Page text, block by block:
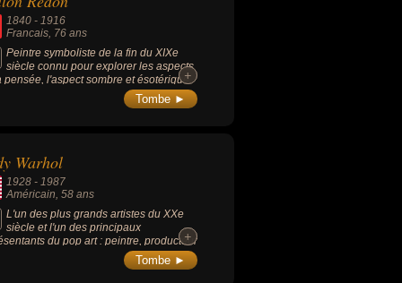
1840 -1916
Francais, 76 ans
Peintre symboliste de la fin du XIXe
siècle connu pour explorer les aspects
pensée, l'aspect sombre et ésotérique
humaine, empreinte des
du rêve : « Le cyclope » (1914),
+
+
Tombe ►
Warhol
1928 -1987
Américain, 58 ans
L'un des plus grands artistes du XXe
siècle et l'un des principaux
du pop art : peintre, producteur
et cinéaste d'avant-garde.
+
+
Tombe ►